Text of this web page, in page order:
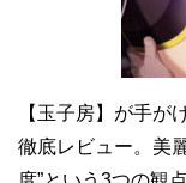
【玉子房】が手が
徹底レビュー。美